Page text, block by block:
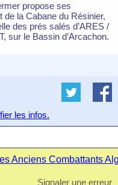
propose ses
de la Cabane du Résinier,
des prés salés d’ARES /
sur le Bassin d’Arcachon.
les infos.
Anciens Combattants
Signaler une erreur